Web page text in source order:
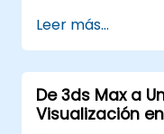
proceso de
Colaborar y
utilizando las
Fusion 360.
Leer más...
De 3ds Max a
Visualización